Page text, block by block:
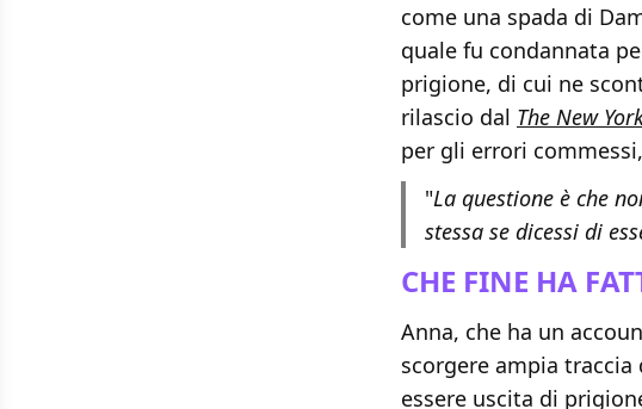
come una spada di
quale fu condannata
prigione, di cui ne
rilascio dal The New
per gli errori
"La questione è che
stessa se dicessi di
CHE FINE HA
Anna, che ha un
scorgere ampia
essere uscita di